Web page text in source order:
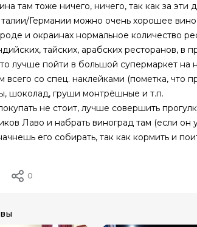
там тоже ничего, ничего, так как за эти
Германии можно очень хорошее вино
и окраинах нормальное количество
тайских, арабских ресторанов, в
лучше пойти в большой супермаркет
всего со спец. наклейками (пометка, что
шоколад, груши монтрёшные и т.п.
не стоит, лучше совершить
Лаво и набрать виноград там (если он
его собирать, так как кормить и
0